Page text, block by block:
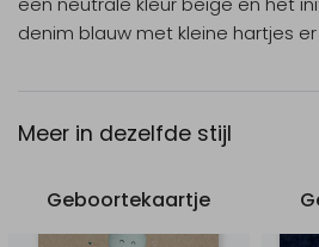
denim blauw met kleine hartjes
Meer in dezelfde stijl
Geboortekaartje